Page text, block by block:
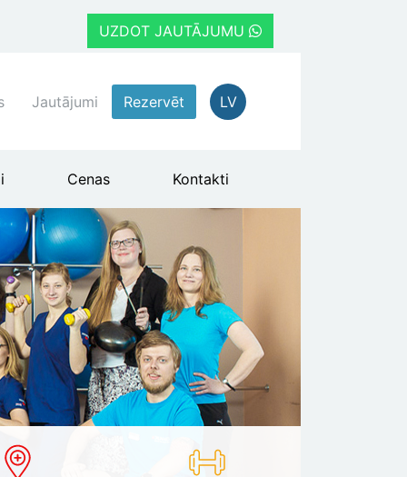
UZDOT JAUTĀJUMU
Jautājumi Rezervēt LV
Cenas Kontakti